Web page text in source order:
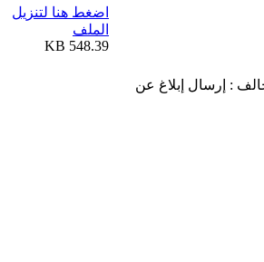
: إرسال إبلاغ عن
اضغط هنا لتنزيل
الملف
548.39 KB